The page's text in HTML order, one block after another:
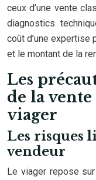
ceux d’une vente
diagnostics
coût d’une expertise
et le montant de la
Les
de la vente
viager
Les risques
vendeur
Le viager repose